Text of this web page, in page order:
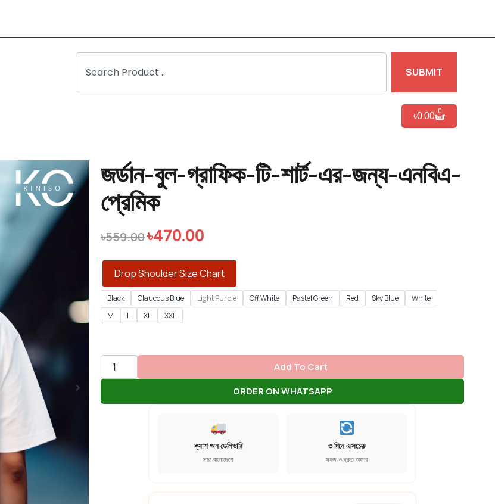
SUBMIT
৳0.00 0
জর্ডান-বুল-গ্রাফিক-টি-শার্ট-এর-জন্য-এনবিএ-
প্রেমিক
৳559.00৳470.00
Drop Shoulder Size Chart
Black Glaucous Blue Light Purple Off White Pastel Green Red Sky Blue
White
M
L XL XXL
Add To Cart
ORDER ON WHATSAPP
ক্যাশ অন ডেলিভারি
সারা বাংলাদেশে
৩ দিনে এক্সচেঞ্জ
সহজ ও দ্রুত অফার